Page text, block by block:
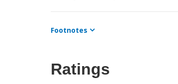
Footnotes
Ratings